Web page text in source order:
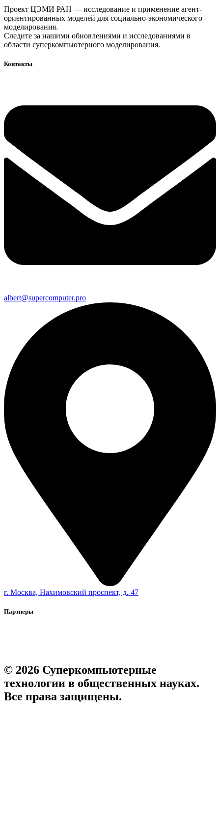
Проект ЦЭМИ РАН — исследование и применение агент-
ориентированных моделей для социально-экономического
моделирования.
Следите за нашими обновлениями и исследованиями в
области суперкомпьютерного моделирования.
Контакты
albert@supercomputer.pro
г. Москва, Нахимовский проспект, д. 47
Партнеры
© 2026 Суперкомпьютерные
технологии в общественных науках.
Все права защищены.